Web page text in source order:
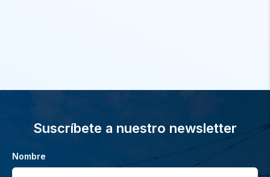
Suscríbete a nuestro newsletter
Nombre